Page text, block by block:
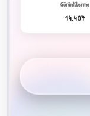
Görüntülenme
14,407